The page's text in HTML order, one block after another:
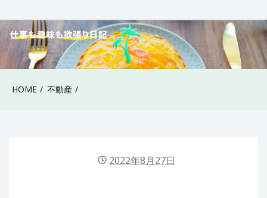
to
content
40代女性の仕事も趣
味も欲張り日記
HOME 不動産
2022年8月27日